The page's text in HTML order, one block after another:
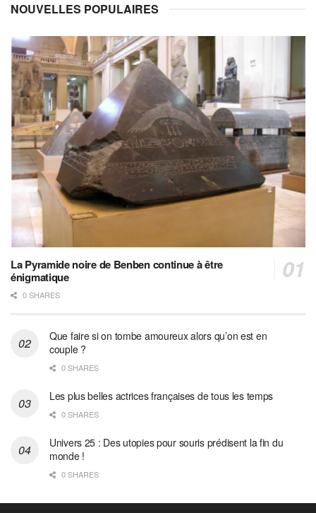
NOUVELLES POPULAIRES
La Pyramide noire de Benben continue à être
énigmatique
0 SHARES
Que faire si on tombe amoureux alors qu’on est en
couple ?
0 SHARES
Les plus belles actrices françaises de tous les temps
0 SHARES
Univers 25 : Des utopies pour souris prédisent la fin du
monde !
0 SHARES